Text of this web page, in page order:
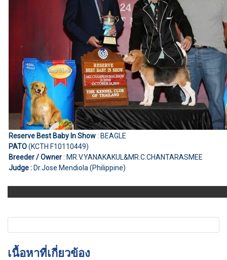
Reserve Best Baby In Show: BEAGLE
PATO(KCTH F10110449)
Breeder / Owner: MR.V.YANAKAKUL&MR.C.CHANTARASMEE
Judge :Dr.Jose Mendiola (Philippine)
เนื้อหาที่เกี่ยวข้อง